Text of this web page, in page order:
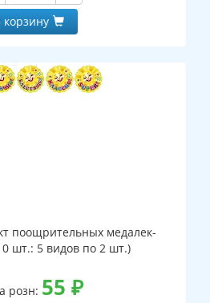
корзину
поощрительных медалек-
шт.: 5 видов по 2 шт.)
розн: 55 ₽